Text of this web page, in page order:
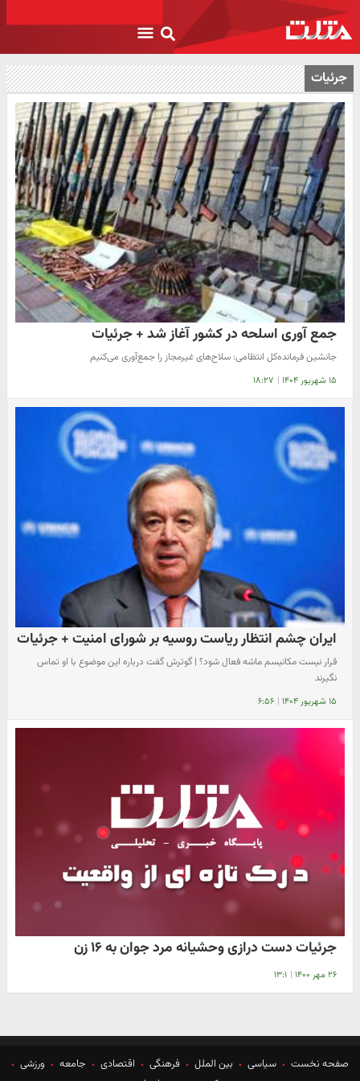
جرئیات
جمع آوری اسلحه در کشور آغاز شد + جرئیات
جانشین فرمانده‌کل انتظامی: سلاح‌های غیرمجاز را جمع‌آوری می‌کنیم
۱۵ شهریور ۱۴۰۴ | ۱۸:۲۷
ایران چشم انتظار ریاست روسیه بر شورای امنیت + جرئیات
قرار نیست مکانیسم ماشه فعال شود؟ | گوترش گفت درباره این موضوع با او تماس
نگیرند
۱۵ شهریور ۱۴۰۴ | ۶:۵۶
جرئیات دست درازی وحشیانه مرد جوان به ۱۶ زن
۲۶ مهر ۱۴۰۰ | ۱۳:۱
صفحه نخست سیاسی بین الملل فرهنگی اقتصادی جامعه
ورزشی